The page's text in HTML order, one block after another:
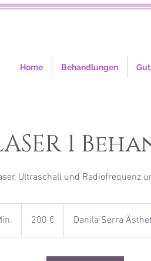
Home Behandlungen
1
Ultraschall und Radiofrequenz
S
200 € Danila Serra